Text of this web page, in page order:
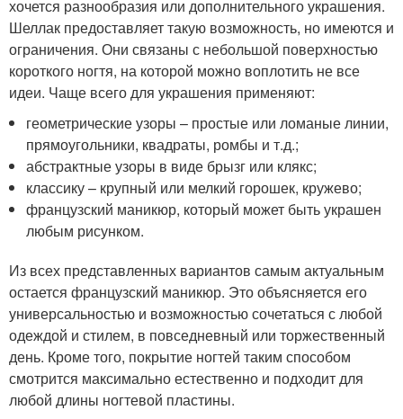
хочется разнообразия или дополнительного украшения.
Шеллак предоставляет такую возможность, но имеются и
ограничения. Они связаны с небольшой поверхностью
короткого ногтя, на которой можно воплотить не все
идеи. Чаще всего для украшения применяют:
геометрические узоры – простые или ломаные линии,
прямоугольники, квадраты, ромбы и т.д.;
абстрактные узоры в виде брызг или клякс;
классику – крупный или мелкий горошек, кружево;
французский маникюр, который может быть украшен
любым рисунком.
Из всех представленных вариантов самым актуальным
остается французский маникюр. Это объясняется его
универсальностью и возможностью сочетаться с любой
одеждой и стилем, в повседневный или торжественный
день. Кроме того, покрытие ногтей таким способом
смотрится максимально естественно и подходит для
любой длины ногтевой пластины.